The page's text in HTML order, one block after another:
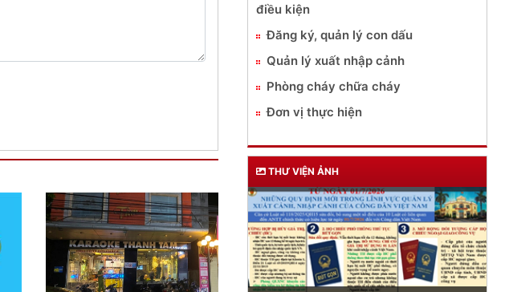
điều kiện
Đăng ký, quản lý con dấu
Quản lý xuất nhập cảnh
Phòng cháy chữa cháy
Đơn vị thực hiện
THƯ VIỆN ẢNH